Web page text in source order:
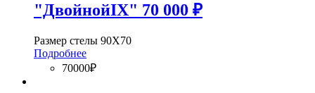
"ДвойнойIX" 70 000 ₽
Размер стелы 90Х70
Подробнее
70000₽